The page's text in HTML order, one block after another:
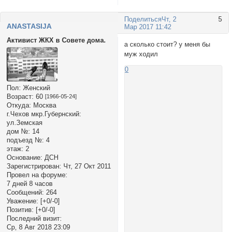
Поделиться 5
Чт, 2
Мар 2017 11:42
ANASTASIJA
Активист ЖКХ в Совете дома.
Пол: Женский
Возраст: 60 [1966-05-24]
Откуда: Москва
г.Чехов мкр.Губернский:
ул.Земская
дом №: 14
подъезд №: 4
этаж: 2
Основание: ДСН
Зарегистрирован: Чт, 27 Окт 2011
Провел на форуме:
7 дней 8 часов
Сообщений: 264
Уважение: [+0/-0]
Позитив: [+0/-0]
Последний визит:
Ср, 8 Авг 2018 23:09
а сколько стоит? у меня бы
муж ходил
0